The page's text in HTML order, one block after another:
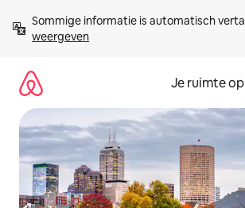
direct
naar
Sommige informatie is automatisch
weergeven
Je ruimte